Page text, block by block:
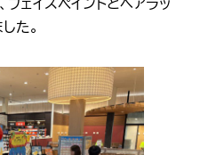
ェイスペイントとヘアラッ
た。